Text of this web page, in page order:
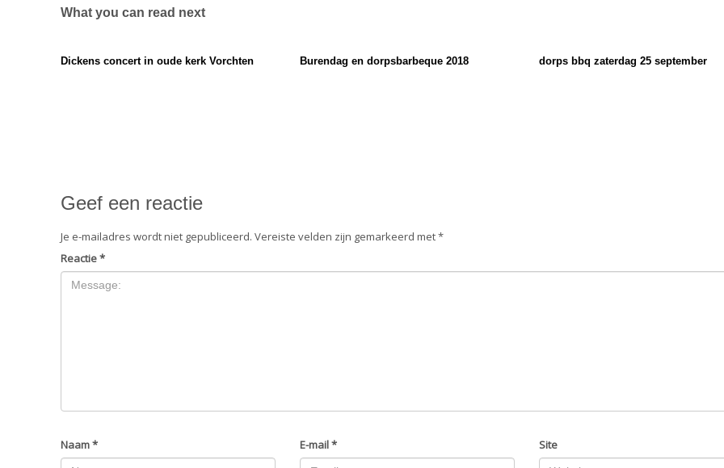
What you can read next
Dickens concert in oude kerk Vorchten Burendag en dorpsbarbeque 2018 dorps bbq zaterdag 25 september
Geef een reactie
Je e-mailadres wordt niet gepubliceerd. Vereiste velden zijn gemarkeerd met*
Reactie*
Naam* E-mail* Site